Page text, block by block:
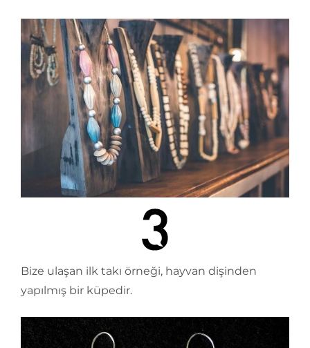
Bize ulaşan ilk takı örneği, hayvan dişinden
yapılmış bir küpedir.